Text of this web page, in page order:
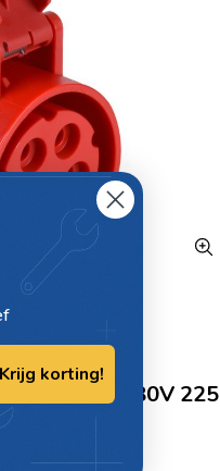
32A 380V 225
Krijg korting!